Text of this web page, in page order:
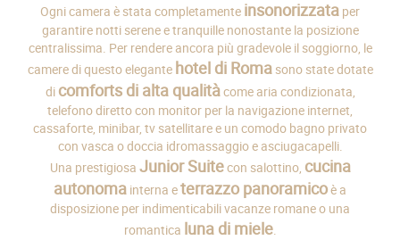
Ogni camera è stata completamente insonorizzata per
garantire notti serene e tranquille nonostante la posizione
centralissima. Per rendere ancora più gradevole il soggiorno, le
camere di questo elegante hotel di Romasono state dotate
di comforts di alta qualitàcome aria condizionata,
telefono diretto con monitor per la navigazione internet,
cassaforte, minibar, tv satellitare e un comodo bagno privato
con vasca o doccia idromassaggio e asciugacapelli.
Una prestigiosa Junior Suitecon salottino, cucina
autonoma interna eterrazzo panoramicoè a
disposizione per indimenticabili vacanze romane o una
romantica luna di miele.